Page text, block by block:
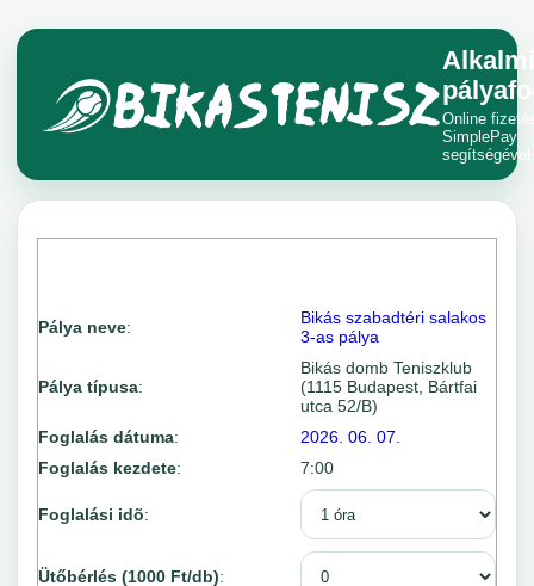
Alkalmi
Online
SimplePay
segítségével.
Pálya neve:
Bikás szabadtéri salakos
3-as pálya
Pálya típusa:
Bikás domb Teniszklub
(1115 Budapest, Bártfai
utca 52/B)
Foglalás dátuma:
2026. 06. 07.
Foglalás kezdete: 7:00
Foglalási idõ:
Ütőbérlés (1000 Ft/db):